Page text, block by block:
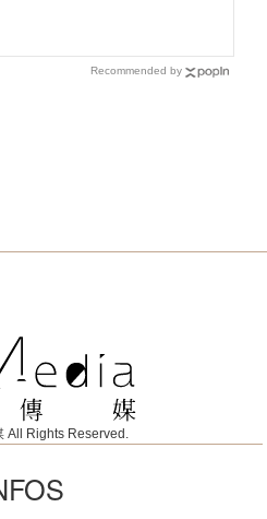
Recommended by
All Rights Reserved.